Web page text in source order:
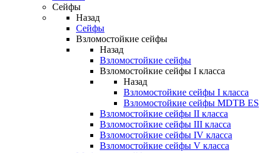
Сейфы
Назад
Сейфы
Взломостойкие сейфы
Назад
Взломостойкие сейфы
Взломостойкие сейфы I класса
Назад
Взломостойкие сейфы I класса
Взломостойкие сейфы MDTB ES
Взломостойкие сейфы II класса
Взломостойкие сейфы III класса
Взломостойкие сейфы IV класса
Взломостойкие сейфы V класса